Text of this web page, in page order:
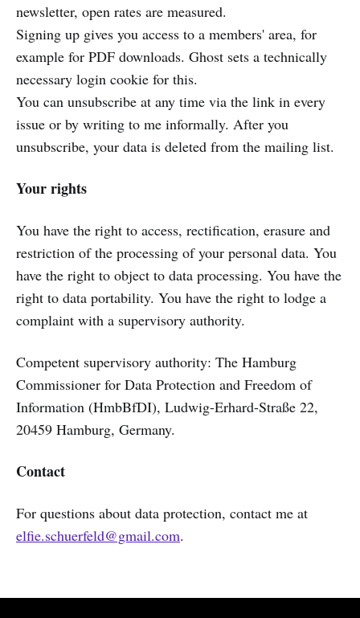
newsletter, open rates are measured.
Signing up gives you access to a members' area, for
example for PDF downloads. Ghost sets a technically
necessary login cookie for this.
You can unsubscribe at any time via the link in every
issue or by writing to me informally. After you
unsubscribe, your data is deleted from the mailing list.
Your rights
You have the right to access, rectification, erasure and
restriction of the processing of your personal data. You
have the right to object to data processing. You have the
right to data portability. You have the right to lodge a
complaint with a supervisory authority.
Competent supervisory authority: The Hamburg
Commissioner for Data Protection and Freedom of
Information (HmbBfDI), Ludwig-Erhard-Straße 22,
20459 Hamburg, Germany.
Contact
For questions about data protection, contact me at
elfie.schuerfeld@gmail.com.